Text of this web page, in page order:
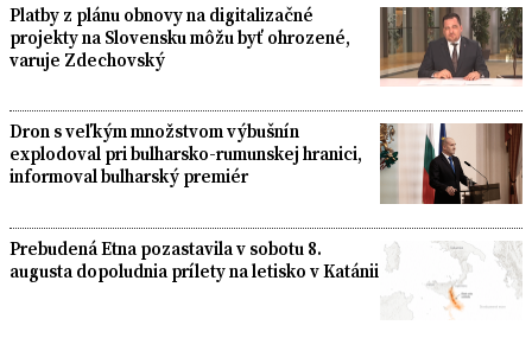
Platby z plánu obnovy na digitalizačné
projekty na Slovensku môžu byť ohrozené,
varuje Zdechovský
Dron s veľkým množstvom výbušnín
explodoval pri bulharsko-rumunskej hranici,
informoval bulharský premiér
Prebudená Etna pozastavila v sobotu 8.
augusta dopoludnia prílety na letisko v Katánii